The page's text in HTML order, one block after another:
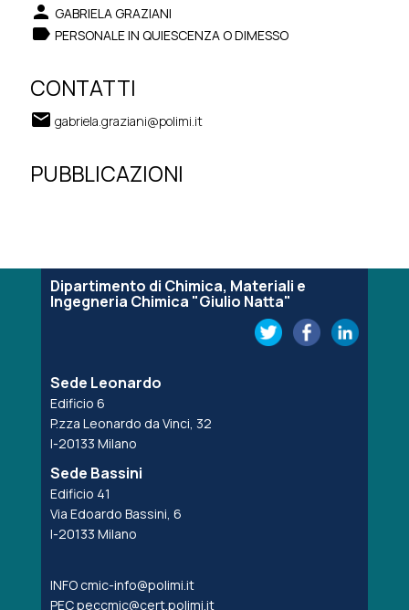
person GABRIELA GRAZIANI
label PERSONALE IN QUIESCENZA O DIMESSO
CONTATTI
email gabriela.graziani@polimi.it
PUBBLICAZIONI
Dipartimento di Chimica, Materiali e
Ingegneria Chimica "Giulio Natta"
Sede Leonardo
Edificio 6
P.zza Leonardo da Vinci, 32
I-20133 Milano
Sede Bassini
Edificio 41
Via Edoardo Bassini, 6
I-20133 Milano
INFO cmic-info@polimi.it
PECpeccmic@cert.polimi.it